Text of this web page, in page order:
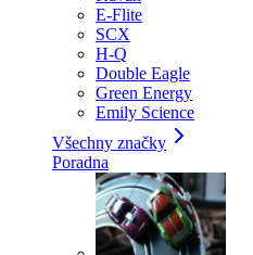
E-Flite
SCX
H-Q
Double Eagle
Green Energy
Emily Science
Všechny značky
Poradna